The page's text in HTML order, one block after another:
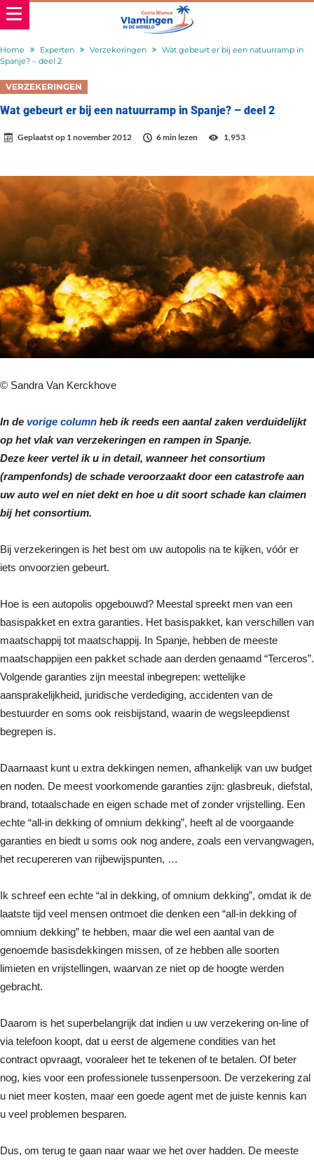
Home Experten Verzekeringen
Wat gebeurt er bij een natuurramp in
Spanje? – deel 2
VERZEKERINGEN
Wat gebeurt er bij een natuurramp in Spanje? – deel 2
Geplaatst op 1 november 2012 6 min lezen 1,953
© Sandra Van Kerckhove
In de vorige column heb ik reeds een aantal zaken verduidelijkt
op het vlak van verzekeringen en rampen in Spanje.
Deze keer vertel ik u in detail, wanneer het consortium
(rampenfonds) de schade veroorzaakt door een catastrofe aan
uw auto wel en niet dekt en hoe u dit soort schade kan claimen
bij het consortium.
Bij verzekeringen is het best om uw autopolis na te kijken, vóór er
iets onvoorzien gebeurt.
Hoe is een autopolis opgebouwd? Meestal spreekt men van een
basispakket en extra garanties. Het basispakket, kan verschillen van
maatschappij tot maatschappij. In Spanje, hebben de meeste
maatschappijen een pakket schade aan derden genaamd “Terceros”.
Volgende garanties zijn meestal inbegrepen: wettelijke
aansprakelijkheid, juridische verdediging, accidenten van de
bestuurder en soms ook reisbijstand, waarin de wegsleepdienst
begrepen is.
Daarnaast kunt u extra dekkingen nemen, afhankelijk van uw budget
en noden. De meest voorkomende garanties zijn: glasbreuk, diefstal,
brand, totaalschade en eigen schade met of zonder vrijstelling. Een
echte “all-in dekking of omnium dekking”, heeft al de voorgaande
garanties en biedt u soms ook nog andere, zoals een vervangwagen,
het recupereren van rijbewijspunten, …
Ik schreef een echte “al in dekking, of omnium dekking”, omdat ik de
laatste tijd veel mensen ontmoet die denken een “all-in dekking of
omnium dekking” te hebben, maar die wel een aantal van de
genoemde basisdekkingen missen, of ze hebben alle soorten
limieten en vrijstellingen, waarvan ze niet op de hoogte werden
gebracht.
Daarom is het superbelangrijk dat indien u uw verzekering on-line of
via telefoon koopt, dat u eerst de algemene condities van het
contract opvraagt, vooraleer het te tekenen of te betalen. Of beter
nog, kies voor een professionele tussenpersoon. De verzekering zal
u niet meer kosten, maar een goede agent met de juiste kennis kan
u veel problemen besparen.
Dus, om terug te gaan naar waar we het over hadden. De meeste